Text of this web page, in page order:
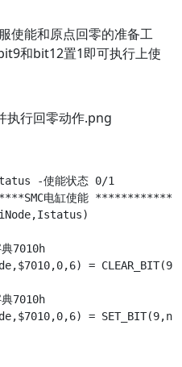
使能和原点回零的准备工
和bit12置1即可执行上使
电缸使能
7010h
=
7010h
=